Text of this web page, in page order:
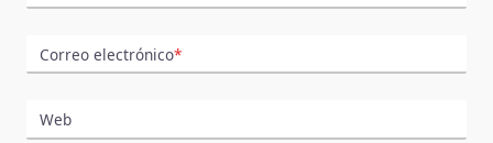
Correo electrónico*
Web